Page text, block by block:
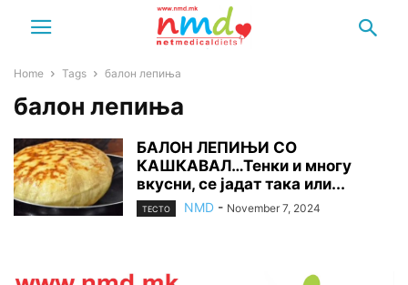
Home Tags балон лепиња
балон лепиња
БАЛОН ЛЕПИЊИ СО
КАШКАВАЛ…Тенки и многу
вкусни, се јадат така или...
ТЕСТО NMD - November 7, 2024